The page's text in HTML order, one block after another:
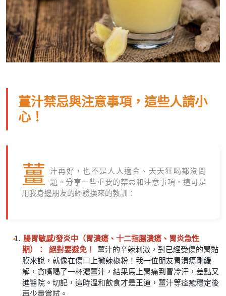
薑汁禁忌與注意事項，這些人請小
心！
薑
汁再好，也不是人人適合、天天狂喝都沒問
題。分享一些重要的禁忌和注意事項，這可是
用我身邊朋友的經驗換來的教訓：
腸胃敏感/發炎中（胃潰瘍、十二指腸潰瘍、胃炎急性
期）：
絕對要避免！
薑汁的辛辣刺激，對已經受傷的胃黏
膜來說，就像在傷口上撒辣椒粉！我一位朋友胃潰瘍剛緩
解，貪嘴喝了一杯濃薑汁，結果馬上胃痛到冒冷汗，差點又
進醫院。切記，這時溫和飲食才是王道，薑汁等痊癒穩定後
再少量嘗試。